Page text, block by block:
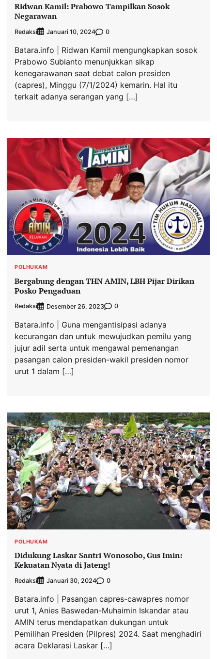
Ridwan Kamil: Prabowo Tampilkan Sosok
Negarawan
Redaksi Januari 10, 2024 0
Batara.info | Ridwan Kamil mengungkapkan sosok
Prabowo Subianto menunjukkan sikap
kenegarawanan saat debat calon presiden
(capres), Minggu (7/1/2024) kemarin. Hal itu
terkait adanya serangan yang […]
POLHUKAM
Bergabung dengan THN AMIN, LBH Pijar Dirikan
Posko Pengaduan
Redaksi Desember 26, 2023 0
Batara.info | Guna mengantisipasi adanya
kecurangan dan untuk mewujudkan pemilu yang
jujur adil serta untuk mengawal pemenangan
pasangan calon presiden-wakil presiden nomor
urut 1 dalam […]
POLHUKAM
Didukung Laskar Santri Wonosobo, Gus Imin:
Kekuatan Nyata di Jateng!
Redaksi Januari 30, 2024 0
Batara.info | Pasangan capres-cawapres nomor
urut 1, Anies Baswedan-Muhaimin Iskandar atau
AMIN terus mendapatkan dukungan untuk
Pemilihan Presiden (Pilpres) 2024. Saat menghadiri
acara Deklarasi Laskar […]